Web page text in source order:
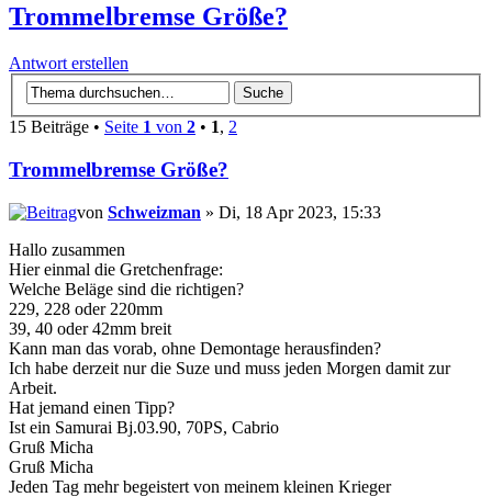
Trommelbremse Größe?
Antwort erstellen
15 Beiträge • Seite 1 von 2 • 1, 2
Trommelbremse Größe?
von Schweizman » Di, 18 Apr 2023, 15:33
Hallo zusammen
Hier einmal die Gretchenfrage:
Welche Beläge sind die richtigen?
229, 228 oder 220mm
39, 40 oder 42mm breit
Kann man das vorab, ohne Demontage herausfinden?
Ich habe derzeit nur die Suze und muss jeden Morgen damit zur
Arbeit.
Hat jemand einen Tipp?
Ist ein Samurai Bj.03.90, 70PS, Cabrio
Gruß Micha
Gruß Micha
Jeden Tag mehr begeistert von meinem kleinen Krieger